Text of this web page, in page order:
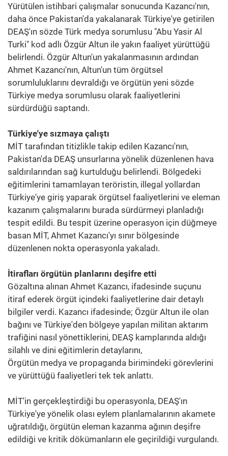
Yürütülen istihbari çalışmalar sonucunda Kazancı'nın,
daha önce Pakistan'da yakalanarak Türkiye'ye getirilen
DEAŞ'ın sözde Türk medya sorumlusu "Abu Yasir Al
Turki" kod adlı Özgür Altun ile yakın faaliyet yürüttüğü
belirlendi. Özgür Altun'un yakalanmasının ardından
Ahmet Kazancı'nın, Altun'un tüm örgütsel
sorumluluklarını devraldığı ve örgütün yeni sözde
Türkiye medya sorumlusu olarak faaliyetlerini
sürdürdüğü saptandı.
Türkiye'ye sızmaya çalıştı
MİT tarafından titizlikle takip edilen Kazancı'nın,
Pakistan'da DEAŞ unsurlarına yönelik düzenlenen hava
saldırılarından sağ kurtulduğu belirlendi. Bölgedeki
eğitimlerini tamamlayan teröristin, illegal yollardan
Türkiye'ye giriş yaparak örgütsel faaliyetlerini ve eleman
kazanım çalışmalarını burada sürdürmeyi planladığı
tespit edildi. Bu tespit üzerine operasyon için düğmeye
basan MİT, Ahmet Kazancı'yı sınır bölgesinde
düzenlenen nokta operasyonla yakaladı.
İtirafları örgütün planlarını deşifre etti
Gözaltına alınan Ahmet Kazancı, ifadesinde suçunu
itiraf ederek örgüt içindeki faaliyetlerine dair detaylı
bilgiler verdi. Kazancı ifadesinde; Özgür Altun ile olan
bağını ve Türkiye'den bölgeye yapılan militan aktarım
trafiğini nasıl yönettiklerini, DEAŞ kamplarında aldığı
silahlı ve dini eğitimlerin detaylarını,
Örgütün medya ve propaganda birimindeki görevlerini
ve yürüttüğü faaliyetleri tek tek anlattı.
MİT'in gerçekleştirdiği bu operasyonla, DEAŞ'ın
Türkiye'ye yönelik olası eylem planlamalarının akamete
uğratıldığı, örgütün eleman kazanma ağının deşifre
edildiği ve kritik dökümanların ele geçirildiği vurgulandı.